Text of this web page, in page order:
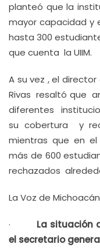
planteó que la
mayor capacidad y
hasta 300
que cuenta la UIIM.
A su vez , el director
Rivas resaltó que
diferentes
su cobertura y
mientras que en
más de 600
rechazados
La Voz de
· La situación
el secretario